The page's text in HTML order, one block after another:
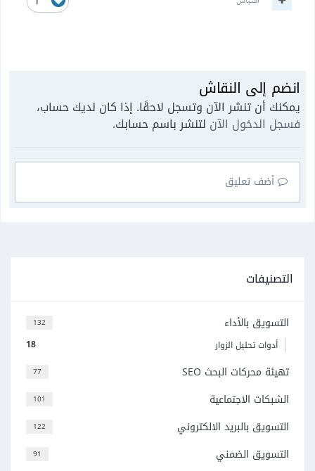
انضم إلى النقاش
يمكنك أن تنشر الآن وتسجل لاحقًا. إذا كان لديك حساب،
فسجل الدخول الآن لتنشر باسم حسابك.
أضف تعليق
التصنيفات
132 التسويق بالأداء
18 أدوات تحليل الزوار
77 تهيئة محركات البحث SEO
101 الشبكات الاجتماعية
122 التسويق بالبريد الالكتروني
91 التسويق الضمني